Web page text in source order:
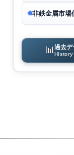
非鉄金属市場
📊 過去デ
History